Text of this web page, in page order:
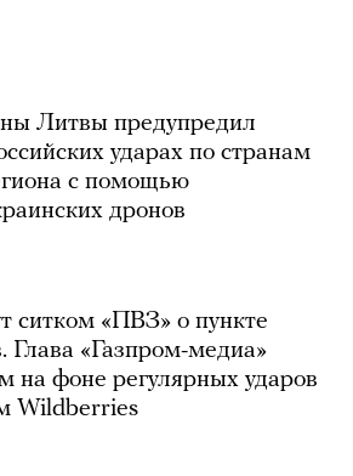
Литвы предупредил
ударах по странам
с помощью
дронов
ситком «ПВЗ» о пункте
Глава «Газпром-медиа»
на фоне регулярных ударов
Wildberries